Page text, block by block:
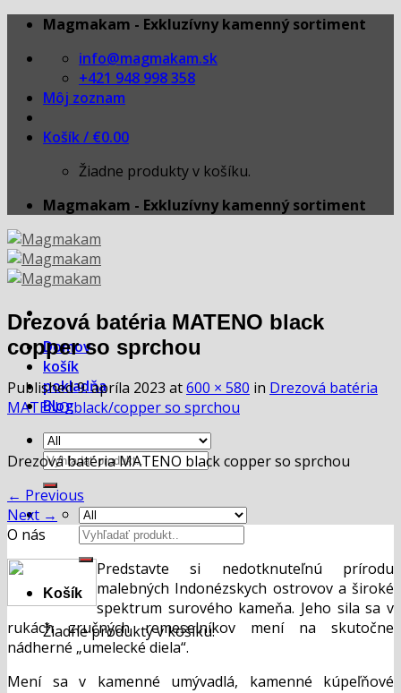
Skip
content
Magmakam - Exkluzívny kamenný sortiment
info@magmakam.sk
+421 948 998 358
Môj zoznam
Košík / €0.00
Žiadne produkty v košíku.
Magmakam - Exkluzívny kamenný sortiment
Domov
košík
pokladňa
Blog
Hľadať:
Hľadať:
Košík
Žiadne produkty v košíku.
Drezová batéria MATENO black
copper so sprchou
Published9. apríla 2023 at600 × 580 in Drezová batéria
MATENO black/copper so sprchou
Drezová batéria MATENO black copper so sprchou
← Previous
Next →
O nás
Predstavte si nedotknuteľnú prírodu
malebných Indonézskych ostrovov a široké
spektrum surového kameňa. Jeho sila sa v
rukách zručných remeselníkov mení na skutočne
nádherné „umelecké diela“.
Mení sa v kamenné umývadlá, kamenné kúpeľňové